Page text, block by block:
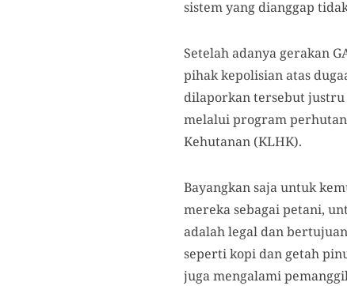
sistem yang dianggap
Setelah adanya gerakan
pihak kepolisian atas
dilaporkan tersebut justru
melalui program
Kehutanan (KLHK).
Bayangkan saja untuk
mereka sebagai petani,
adalah legal dan
seperti kopi dan getah
juga mengalami